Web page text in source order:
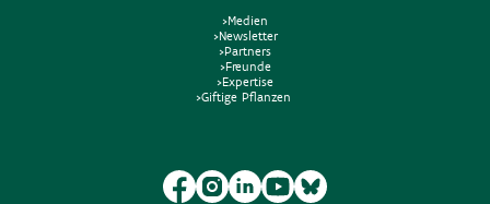
>Medien
>Newsletter
>Partners
>Freunde
>Expertise
>Giftige Pflanzen